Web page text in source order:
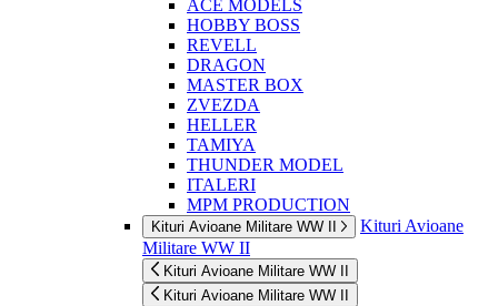
ACE MODELS
HOBBY BOSS
REVELL
DRAGON
MASTER BOX
ZVEZDA
HELLER
TAMIYA
THUNDER MODEL
ITALERI
MPM PRODUCTION
Kituri Avioane Militare WW II
Kituri Avioane
Militare WW II
Kituri Avioane Militare WW II
Kituri Avioane Militare WW II